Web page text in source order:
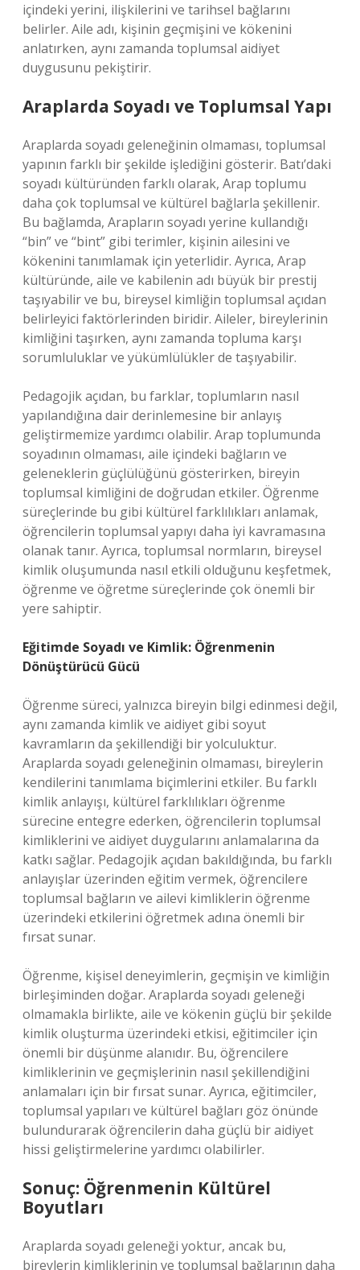
içindeki yerini, ilişkilerini ve tarihsel bağlarını
belirler. Aile adı, kişinin geçmişini ve kökenini
anlatırken, aynı zamanda toplumsal aidiyet
duygusunu pekiştirir.
Araplarda Soyadı ve Toplumsal Yapı
Araplarda soyadı geleneğinin olmaması, toplumsal
yapının farklı bir şekilde işlediğini gösterir. Batı’daki
soyadı kültüründen farklı olarak, Arap toplumu
daha çok toplumsal ve kültürel bağlarla şekillenir.
Bu bağlamda, Arapların soyadı yerine kullandığı
“bin” ve “bint” gibi terimler, kişinin ailesini ve
kökenini tanımlamak için yeterlidir. Ayrıca, Arap
kültüründe, aile ve kabilenin adı büyük bir prestij
taşıyabilir ve bu, bireysel kimliğin toplumsal açıdan
belirleyici faktörlerinden biridir. Aileler, bireylerinin
kimliğini taşırken, aynı zamanda topluma karşı
sorumluluklar ve yükümlülükler de taşıyabilir.
Pedagojik açıdan, bu farklar, toplumların nasıl
yapılandığına dair derinlemesine bir anlayış
geliştirmemize yardımcı olabilir. Arap toplumunda
soyadının olmaması, aile içindeki bağların ve
geleneklerin güçlülüğünü gösterirken, bireyin
toplumsal kimliğini de doğrudan etkiler. Öğrenme
süreçlerinde bu gibi kültürel farklılıkları anlamak,
öğrencilerin toplumsal yapıyı daha iyi kavramasına
olanak tanır. Ayrıca, toplumsal normların, bireysel
kimlik oluşumunda nasıl etkili olduğunu keşfetmek,
öğrenme ve öğretme süreçlerinde çok önemli bir
yere sahiptir.
Eğitimde Soyadı ve Kimlik: Öğrenmenin
Dönüştürücü Gücü
Öğrenme süreci, yalnızca bireyin bilgi edinmesi değil,
aynı zamanda kimlik ve aidiyet gibi soyut
kavramların da şekillendiği bir yolculuktur.
Araplarda soyadı geleneğinin olmaması, bireylerin
kendilerini tanımlama biçimlerini etkiler. Bu farklı
kimlik anlayışı, kültürel farklılıkları öğrenme
sürecine entegre ederken, öğrencilerin toplumsal
kimliklerini ve aidiyet duygularını anlamalarına da
katkı sağlar. Pedagojik açıdan bakıldığında, bu farklı
anlayışlar üzerinden eğitim vermek, öğrencilere
toplumsal bağların ve ailevi kimliklerin öğrenme
üzerindeki etkilerini öğretmek adına önemli bir
fırsat sunar.
Öğrenme, kişisel deneyimlerin, geçmişin ve kimliğin
birleşiminden doğar. Araplarda soyadı geleneği
olmamakla birlikte, aile ve kökenin güçlü bir şekilde
kimlik oluşturma üzerindeki etkisi, eğitimciler için
önemli bir düşünme alanıdır. Bu, öğrencilere
kimliklerinin ve geçmişlerinin nasıl şekillendiğini
anlamaları için bir fırsat sunar. Ayrıca, eğitimciler,
toplumsal yapıları ve kültürel bağları göz önünde
bulundurarak öğrencilerin daha güçlü bir aidiyet
hissi geliştirmelerine yardımcı olabilirler.
Sonuç: Öğrenmenin Kültürel
Boyutları
Araplarda soyadı geleneği yoktur, ancak bu,
bireylerin kimliklerinin ve toplumsal bağlarının daha